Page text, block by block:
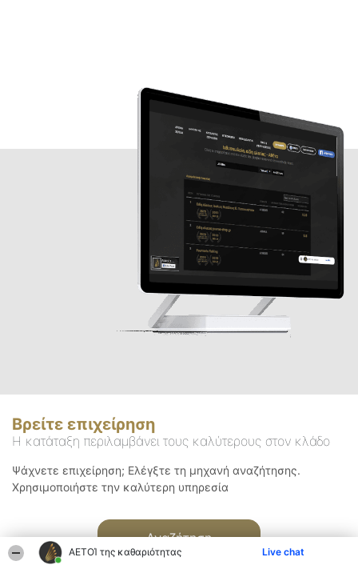
ΑΕΤΟΊ της καθαριότητας Live chat
Βρείτε επιχείρηση
Η κατάταξη περιλαμβάνει τους καλύτερους στον κλάδο
Ψάχνετε επιχείρηση; Ελέγξτε τη μηχανή αναζήτησης.
Χρησιμοποιήστε την καλύτερη υπηρεσία
Αναζήτηση